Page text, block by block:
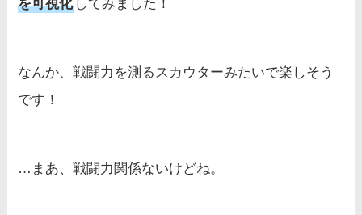
を可視化 してみました！
なんか、戦闘力を測るスカウターみたいで楽しそう
です！
…まあ、戦闘力関係ないけどね。